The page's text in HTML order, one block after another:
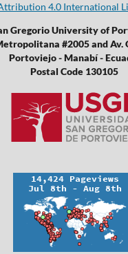
4.0 International
Gregorio University of
#2005 and Av.
Portoviejo - Manabí -
Postal Code 130105